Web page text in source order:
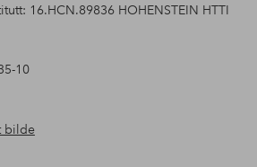
16.HCN.89836 HOHENSTEIN HTTI
10
bilde